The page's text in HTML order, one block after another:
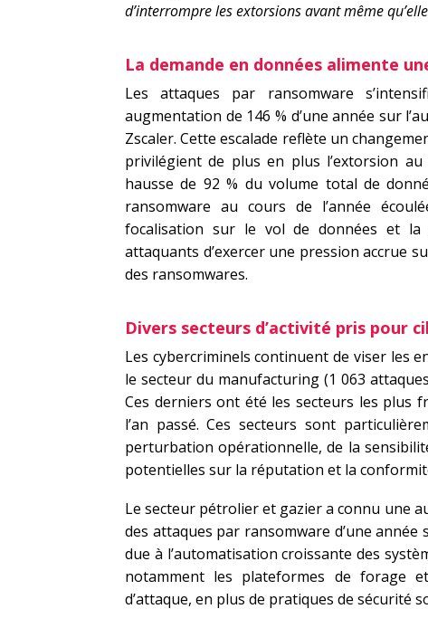
d’interrompre les extorsions avant même
La demande en données alimente
Les attaques par ransomware
augmentation de 146 % d’une année sur
Zscaler. Cette escalade reflète un
privilégient de plus en plus l’extorsion
hausse de 92 % du volume total de
ransomware au cours de l’année
focalisation sur le vol de données et
attaquants d’exercer une pression accrue
des ransomwares.
Divers secteurs d’activité pris pour
Les cybercriminels continuent de viser les
le secteur du manufacturing (1 063
Ces derniers ont été les secteurs les plus
l’an passé. Ces secteurs sont
perturbation opérationnelle, de la
potentielles sur la réputation et la
Le secteur pétrolier et gazier a connu une
des attaques par ransomware d’une
due à l’automatisation croissante des
notamment les plateformes de forage
d’attaque, en plus de pratiques de sécurité